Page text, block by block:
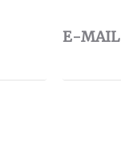
E-MAIL